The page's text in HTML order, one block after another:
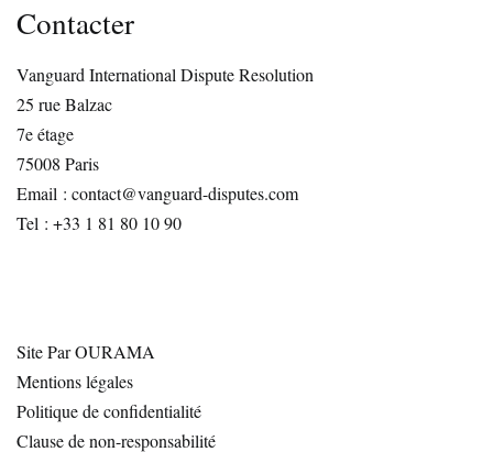
Contacter
Vanguard International Dispute Resolution
25 rue Balzac
7e étage
75008 Paris
Email : contact@vanguard-disputes.com
Tel : +33 1 81 80 10 90
Site Par OURAMA
Mentions légales
Politique de confidentialité
Clause de non-responsabilité